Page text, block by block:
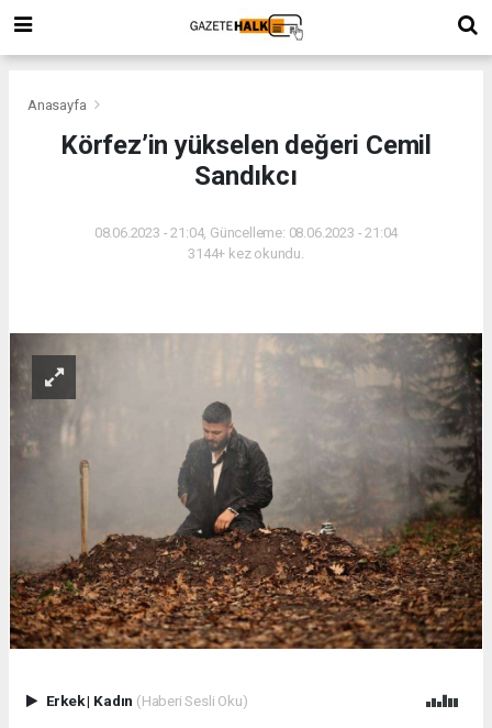
Anasayfa
Körfez’in yükselen değeri Cemil
Sandıkcı
08.06.2023 - 21:04, Güncelleme: 08.06.2023 - 21:04
3144+ kez okundu.
Erkek| Kadın (Haberi Sesli Oku)